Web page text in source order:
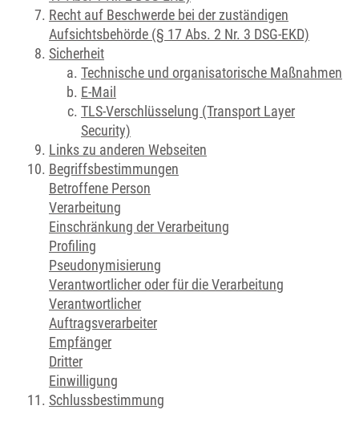
Recht auf Beschwerde bei der zuständigen
Aufsichtsbehörde (§ 17 Abs. 2 Nr. 3 DSG-EKD)
Sicherheit
Technische und organisatorische Maßnahmen
E-Mail
TLS-Verschlüsselung (Transport Layer
Security)
Links zu anderen Webseiten
Begriffsbestimmungen
Betroffene Person
Verarbeitung
Einschränkung der Verarbeitung
Profiling
Pseudonymisierung
Verantwortlicher oder für die Verarbeitung
Verantwortlicher
Auftragsverarbeiter
Empfänger
Dritter
Einwilligung
Schlussbestimmung